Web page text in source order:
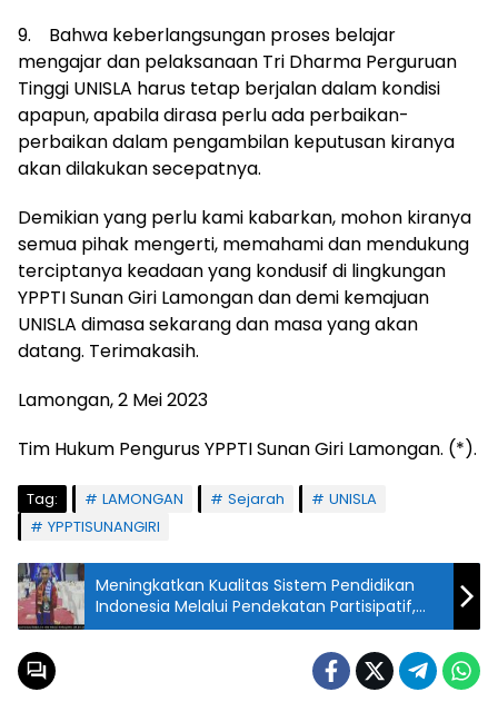
9. Bahwa keberlangsungan proses belajar
mengajar dan pelaksanaan Tri Dharma Perguruan
Tinggi UNISLA harus tetap berjalan dalam kondisi
apapun, apabila dirasa perlu ada perbaikan-
perbaikan dalam pengambilan keputusan kiranya
akan dilakukan secepatnya.
Demikian yang perlu kami kabarkan, mohon kiranya
semua pihak mengerti, memahami dan mendukung
terciptanya keadaan yang kondusif di lingkungan
YPPTI Sunan Giri Lamongan dan demi kemajuan
UNISLA dimasa sekarang dan masa yang akan
datang. Terimakasih.
Lamongan, 2 Mei 2023
Tim Hukum Pengurus YPPTI Sunan Giri Lamongan. (*).
Tag: LAMONGAN Sejarah
UNISLA
YPPTISUNANGIRI
Meningkatkan Kualitas Sistem Pendidikan
Indonesia Melalui Pendekatan Partisipatif,
Kritis, dan Konstruktif